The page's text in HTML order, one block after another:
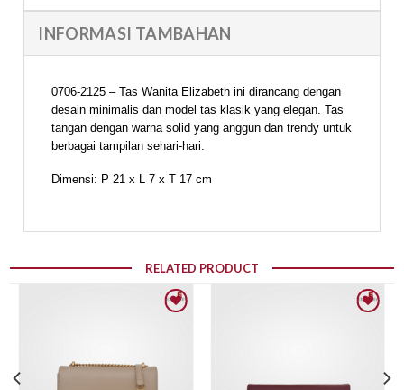
INFORMASI TAMBAHAN
0706-2125 – Tas Wanita Elizabeth ini dirancang dengan
desain minimalis dan model tas klasik yang elegan. Tas
tangan dengan warna solid yang anggun dan trendy untuk
berbagai tampilan sehari-hari.
Dimensi: P 21 x L 7 x T 17 cm
RELATED PRODUCT